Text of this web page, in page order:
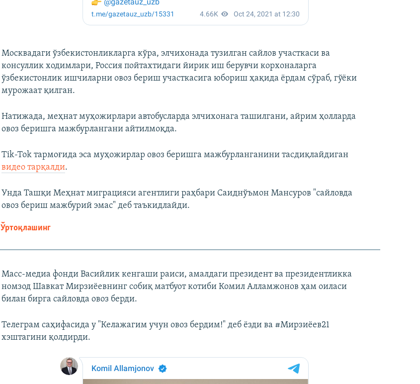
Москвадаги ўзбекистонликларга кўра, элчихонада тузилган сайлов участкаси ва
консуллик ходимлари, Россия пойтахтидаги йирик иш берувчи корхоналарга
ўзбекистонлик ишчиларни овоз бериш участкасига юбориш ҳақида ёрдам сўраб, гўёки
мурожаат қилган.
Натижада, меҳнат муҳожирлари автобусларда элчихонага ташилгани, айрим ҳолларда
овоз беришга мажбурлангани айтилмоқда.
Tik-Tok тармоғида эса муҳожирлар овоз беришга мажбурланганини тасдиқлайдиган
видео тарқалди.
Унда Ташқи Меҳнат миграцияси агентлиги раҳбари Саиднўъмон Мансуров "сайловда
овоз бериш мажбурий эмас" деб таъкидлайди.
Ўртоқлашинг
Масс-медиа фонди Васийлик кенгаши раиси, амалдаги президент ва президентликка
номзод Шавкат Мирзиёевнинг собиқ матбуот котиби Комил Алламжонов ҳам оиласи
билан бирга сайловда овоз берди.
Телеграм саҳифасида у "Келажагим учун овоз бердим!" деб ёзди ва #Мирзиёев21
хэштагини қолдирди.